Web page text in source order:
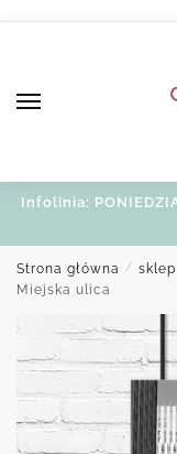
Infolinia:
Strona główna / sklep
Miejska ulica